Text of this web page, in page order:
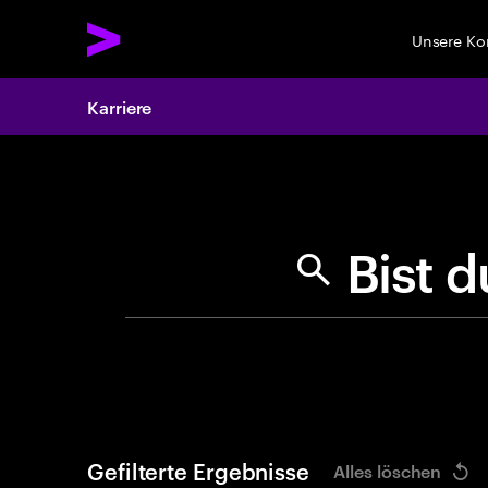
Unsere
Karriere
Bis
Gefilterte Ergebnisse Alles löschen